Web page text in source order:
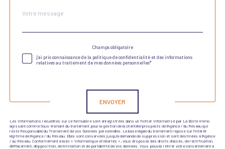
Fieldset
Message
*
Champs obligatoire
j'ai pris connaissance de la politique de confidentialité et des informations
relatives au traitement de mes données personnelles*
ENVOYER
Les informations recueillies sur ce formulaire sont enregistrées dans un fichier informatisé par La Boite Immo
agissant comme Sous-traitant du traitement pour la gestion de la clientèle/prospects de l'Agence / du Réseau qui
reste Responsable du Traitement de vos Données personnelles. La base légale du traitement repose sur l'intérêt
légitime de l'Agence / du Réseau. Elles sont conservées jusqu'à demande de suppression et sont destinées à l'Agence
/ au Réseau. Conformément à la loi « informatique et libertés », vous disposez des droits d’accès, de rectification,
d’effacement, d’opposition, de limitation et de portabilité de vos données. Vous pouvez retirer votre consentement à